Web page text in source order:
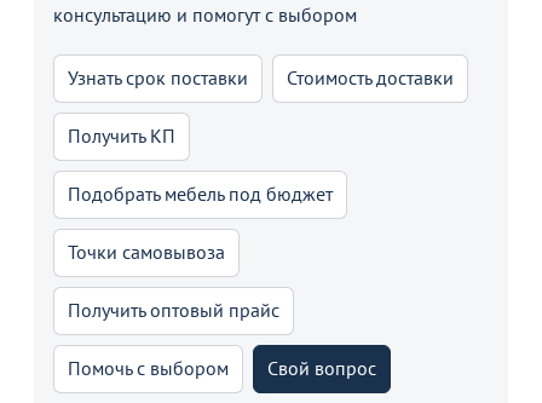
консультацию и помогут с выбором
Узнать срок поставки Стоимость доставки
Получить КП
Подобрать мебель под бюджет
Точки самовывоза
Получить оптовый прайс
Помочь с выбором Свой вопрос